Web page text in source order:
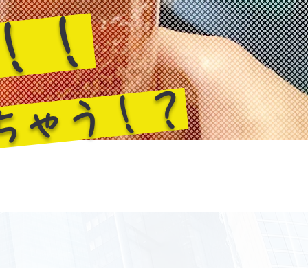
！
う！？